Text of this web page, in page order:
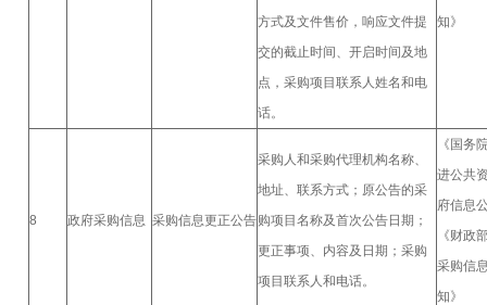
方式及文件售价，响应文件提
交的截止时间、开启时间及地
点，采购项目联系人姓名和电
话。
知》
8 政府采购信息 采购信息更正公告
采购人和采购代理机构名称、
地址、联系方式；原公告的采
购项目名称及首次公告日期；
更正事项、内容及日期；采购
项目联系人和电话。
《国务
进公共
府信息
《财政
采购信
知》